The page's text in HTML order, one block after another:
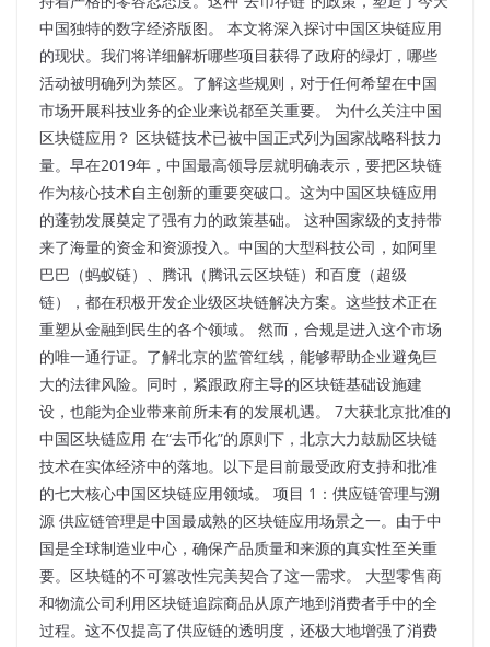
中国独特的数字经济版图。 本文将深入探讨中国区块链应用
的现状。我们将详细解析哪些项目获得了政府的绿灯，哪些
活动被明确列为禁区。了解这些规则，对于任何希望在中国
市场开展科技业务的企业来说都至关重要。 为什么关注中国
区块链应用？ 区块链技术已被中国正式列为国家战略科技力
量。早在2019年，中国最高领导层就明确表示，要把区块链
作为核心技术自主创新的重要突破口。这为中国区块链应用
的蓬勃发展奠定了强有力的政策基础。 这种国家级的支持带
来了海量的资金和资源投入。中国的大型科技公司，如阿里
巴巴（蚂蚁链）、腾讯（腾讯云区块链）和百度（超级
链），都在积极开发企业级区块链解决方案。这些技术正在
重塑从金融到民生的各个领域。 然而，合规是进入这个市场
的唯一通行证。了解北京的监管红线，能够帮助企业避免巨
大的法律风险。同时，紧跟政府主导的区块链基础设施建
设，也能为企业带来前所未有的发展机遇。 7大获北京批准的
中国区块链应用 在“去币化”的原则下，北京大力鼓励区块链
技术在实体经济中的落地。以下是目前最受政府支持和批准
的七大核心中国区块链应用领域。 项目 1：供应链管理与溯
源 供应链管理是中国最成熟的区块链应用场景之一。由于中
国是全球制造业中心，确保产品质量和来源的真实性至关重
要。区块链的不可篡改性完美契合了这一需求。 大型零售商
和物流公司利用区块链追踪商品从原产地到消费者手中的全
过程。这不仅提高了供应链的透明度，还极大地增强了消费